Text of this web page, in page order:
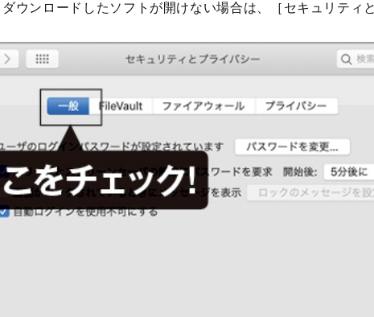
ウンロードしたソフトが開けない場合は、［セキュリティ